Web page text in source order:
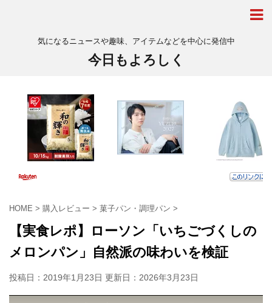
気になるニュースや趣味、アイテムなどを中心に発信中
今日もよろしく
HOME > 購入レビュー > 菓子パン・調理パン >
【実食レポ】ローソン「いちごづくしの
メロンパン」自然派の味わいを検証
投稿日：2019年1月23日 更新日： 2026年3月23日